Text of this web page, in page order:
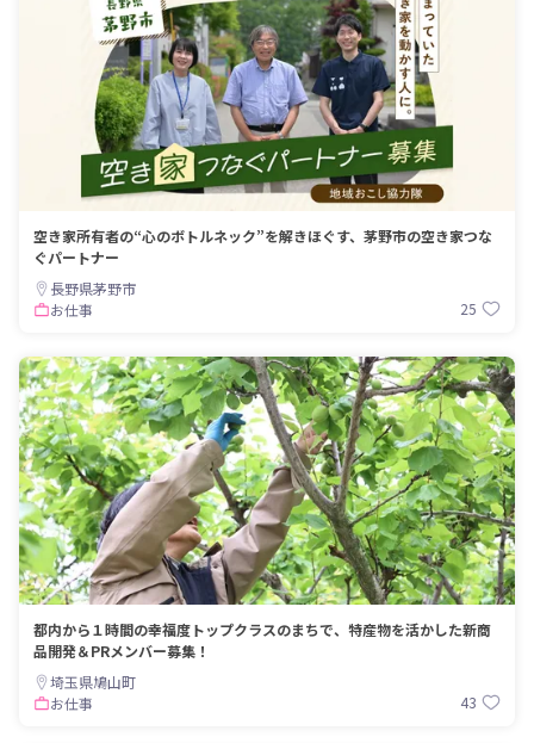
空き家所有者の“心のボトルネック”を解きほぐす、茅野市の空き家つな
ぐパートナー
長野県茅野市
お仕事
25
都内から１時間の幸福度トップクラスのまちで、特産物を活かした新商
品開発＆PRメンバー募集！
埼玉県鳩山町
お仕事
43